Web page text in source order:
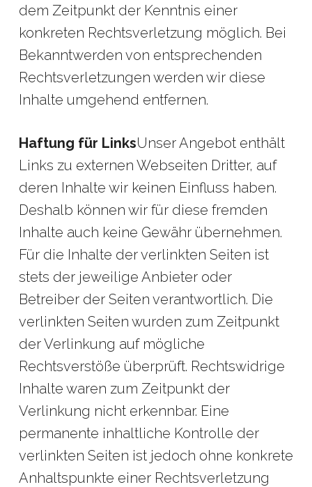
dem Zeitpunkt der Kenntnis einer
konkreten Rechtsverletzung möglich. Bei
Bekanntwerden von entsprechenden
Rechtsverletzungen werden wir diese
Inhalte umgehend entfernen.
Haftung für LinksUnser Angebot enthält
Links zu externen Webseiten Dritter, auf
deren Inhalte wir keinen Einfluss haben.
Deshalb können wir für diese fremden
Inhalte auch keine Gewähr übernehmen.
Für die Inhalte der verlinkten Seiten ist
stets der jeweilige Anbieter oder
Betreiber der Seiten verantwortlich. Die
verlinkten Seiten wurden zum Zeitpunkt
der Verlinkung auf mögliche
Rechtsverstöße überprüft. Rechtswidrige
Inhalte waren zum Zeitpunkt der
Verlinkung nicht erkennbar. Eine
permanente inhaltliche Kontrolle der
verlinkten Seiten ist jedoch ohne konkrete
Anhaltspunkte einer Rechtsverletzung